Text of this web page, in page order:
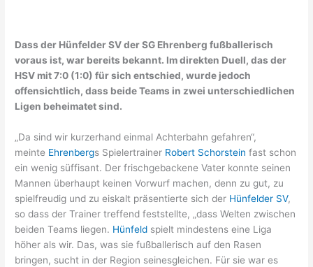
Dass der Hünfelder SV der SG Ehrenberg fußballerisch
voraus ist, war bereits bekannt. Im direkten Duell, das der
HSV mit 7:0 (1:0) für sich entschied, wurde jedoch
offensichtlich, dass beide Teams in zwei unterschiedlichen
Ligen beheimatet sind.
„Da sind wir kurzerhand einmal Achterbahn gefahren“,
meinte Ehrenbergs Spielertrainer Robert Schorstein fast schon
ein wenig süffisant. Der frischgebackene Vater konnte seinen
Mannen überhaupt keinen Vorwurf machen, denn zu gut, zu
spielfreudig und zu eiskalt präsentierte sich der Hünfelder SV,
so dass der Trainer treffend feststellte, „dass Welten zwischen
beiden Teams liegen. Hünfeld spielt mindestens eine Liga
höher als wir. Das, was sie fußballerisch auf den Rasen
bringen, sucht in der Region seinesgleichen. Für sie war es